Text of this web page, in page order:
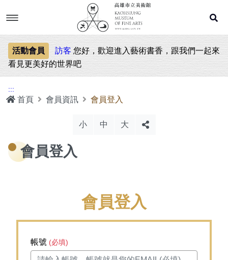
主
內
文章列表
會員須知
會員登入
網站地圖
活動會員 訪客 您好，歡迎進入藝術書香，跟我們一起來
看見更美好的世界吧
:::
首頁 會員資訊 會員登入
小 中 大
會員登入
會員登入
帳號 (必填)